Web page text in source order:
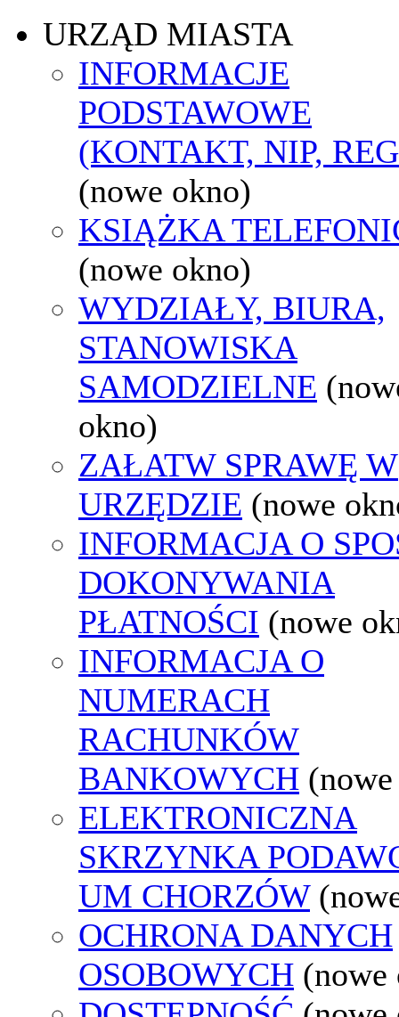
URZĄD MIASTA
INFORMACJE
PODSTAWOWE
(KONTAKT, NIP,
(nowe okno)
KSIĄŻKA
(nowe okno)
WYDZIAŁY, BIURA,
STANOWISKA
SAMODZIELNE
okno)
ZAŁATW SPRAWĘ W
URZĘDZIE (nowe
INFORMACJA O
DOKONYWANIA
PŁATNOŚCI (nowe
INFORMACJA O
NUMERACH
RACHUNKÓW
BANKOWYCH
ELEKTRONICZNA
SKRZYNKA
UM CHORZÓW
OCHRONA DANYCH
OSOBOWYCH (nowe